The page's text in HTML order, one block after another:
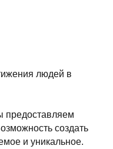
людей в
предоставляем
создать
и уникальное.